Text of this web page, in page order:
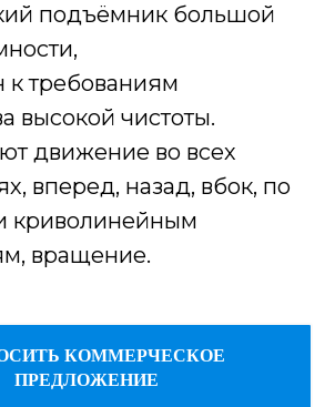
подъёмник большой
к требованиям
высокой чистоты.
движение во всех
вперед, назад, вбок, по
криволинейным
вращение.
КОММЕРЧЕСКОЕ
ПРЕДЛОЖЕНИЕ